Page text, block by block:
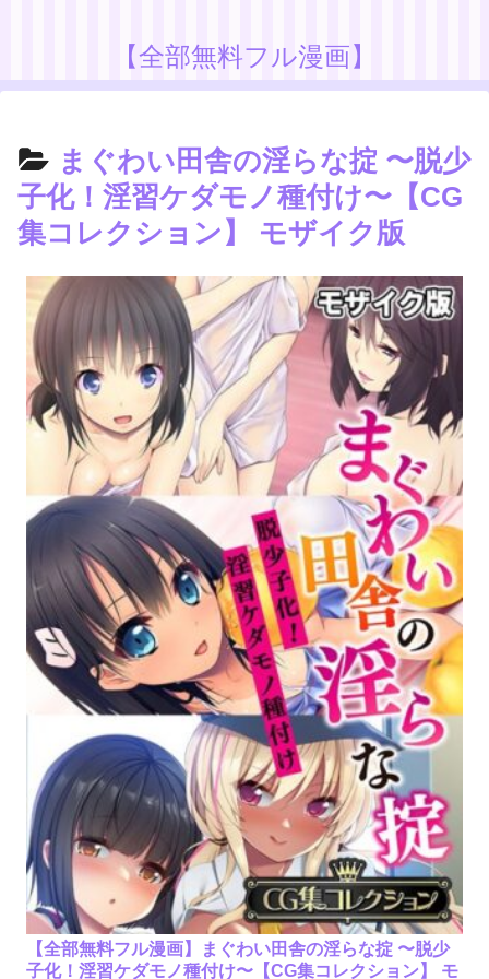
【全部無料フル漫画】
まぐわい田舎の淫らな掟 〜脱少
子化！淫習ケダモノ種付け〜【CG
集コレクション】 モザイク版
【全部無料フル漫画】まぐわい田舎の淫らな掟 〜脱少
子化！淫習ケダモノ種付け〜【CG集コレクション】 モ